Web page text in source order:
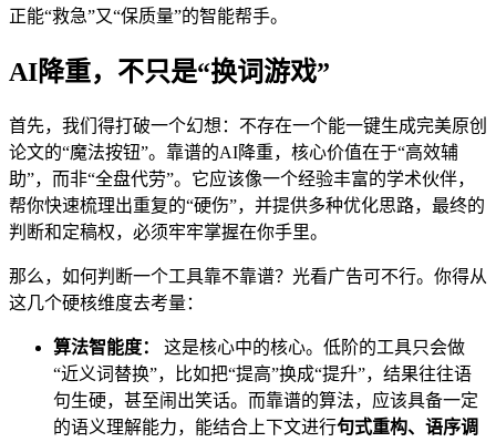
正能“救急”又“保质量”的智能帮手。
AI降重，不只是“换词游戏”
首先，我们得打破一个幻想：不存在一个能一键生成完美原创
论文的“魔法按钮”。靠谱的AI降重，核心价值在于“高效辅
助”，而非“全盘代劳”。它应该像一个经验丰富的学术伙伴，
帮你快速梳理出重复的“硬伤”，并提供多种优化思路，最终的
判断和定稿权，必须牢牢掌握在你手里。
那么，如何判断一个工具靠不靠谱？光看广告可不行。你得从
这几个硬核维度去考量：
算法智能度：
这是核心中的核心。低阶的工具只会做
“近义词替换”，比如把“提高”换成“提升”，结果往往语
句生硬，甚至闹出笑话。而靠谱的算法，应该具备一定
的语义理解能力，能结合上下文进行句式重构、语序调